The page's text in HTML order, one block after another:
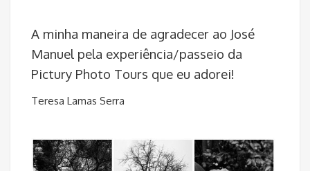
A minha maneira de agradecer ao José
Manuel pela experiência/passeio da
Teresa Lamas Serra